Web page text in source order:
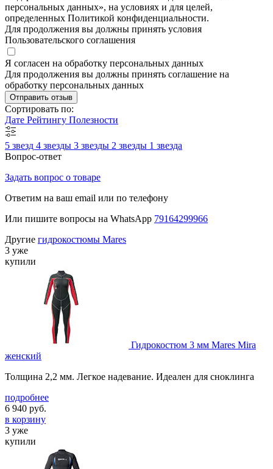
персональных данных», на условиях и для целей,
определенных Политикой конфиденциальности.
Для продолжения вы должны принять условия
Пользовательского соглашения
Я согласен на обработку персональных данных
Для продолжения вы должны принять соглашение на
обработку персональных данных
Отправить отзыв
Сортировать по:
Дате Рейтингу Полезности
5 звезд 4 звезды 3 звезды 2 звезды 1 звезда
Вопрос-ответ
Задать вопрос о товаре
Ответим на ваш email или по телефону
Или пишите вопросы на WhatsApp 79164299966
Другие гидрокостюмы Mares
3 уже
купили
Гидрокостюм 3 мм Mares Mira
женский
Толщина 2,2 мм. Легкое надевание. Идеален для сноклинга
подробнее
6 940 руб.
в корзину
3 уже
купили